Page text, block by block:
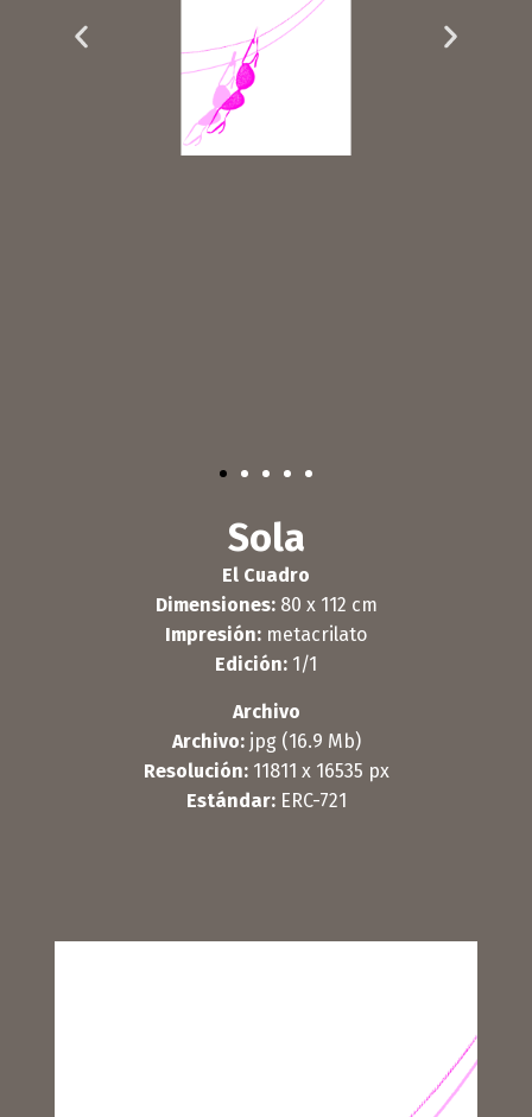
Sola
El Cuadro
Dimensiones:80 x 112 cm
Impresión: metacrilato
Edición: 1/1
Archivo
Archivo:jpg (16.9 Mb)
Resolución:11811 x 16535 px
Estándar:ERC-721